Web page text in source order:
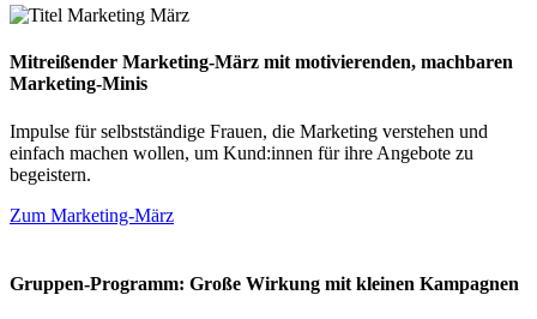
Mitreißender Marketing-März mit motivierenden, machbaren
Marketing-Minis
Impulse für selbstständige Frauen, die Marketing verstehen und
einfach machen wollen, um Kund:innen für ihre Angebote zu
begeistern.
Zum Marketing-März
Gruppen-Programm: Große Wirkung mit kleinen Kampagnen